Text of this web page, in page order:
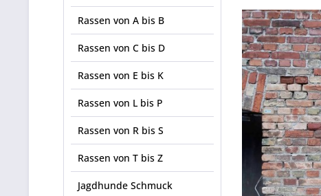
Rassen von A bis B
Rassen von C bis D
Rassen von E bis K
Rassen von L bis P
Rassen von R bis S
Rassen von T bis Z
Jagdhunde Schmuck